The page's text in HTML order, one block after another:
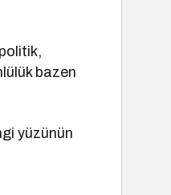
bazen
yüzünün